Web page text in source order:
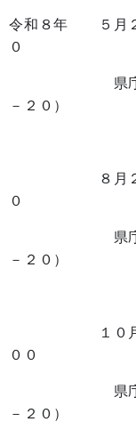
令和８年 ５月２
０
県庁正庁ホ
－２０）
８月２日（
０
県庁正庁ホ
－２０）
１０月２８
００
県庁正庁ホ
－２０）